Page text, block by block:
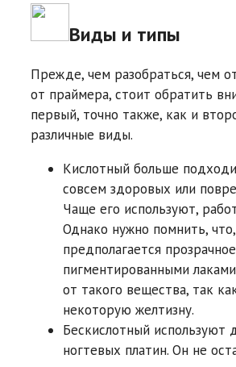
Виды и типы
Прежде, чем разобраться, чем
от праймера, стоит обратить
первый, точно также, как и
различные виды.
Кислотный больше
совсем здоровых или
Чаще его используют,
Однако нужно помнить,
предполагается
пигментированными
от такого вещества, так
некоторую желтизну.
Бескислотный используют
ногтевых платин. Он не